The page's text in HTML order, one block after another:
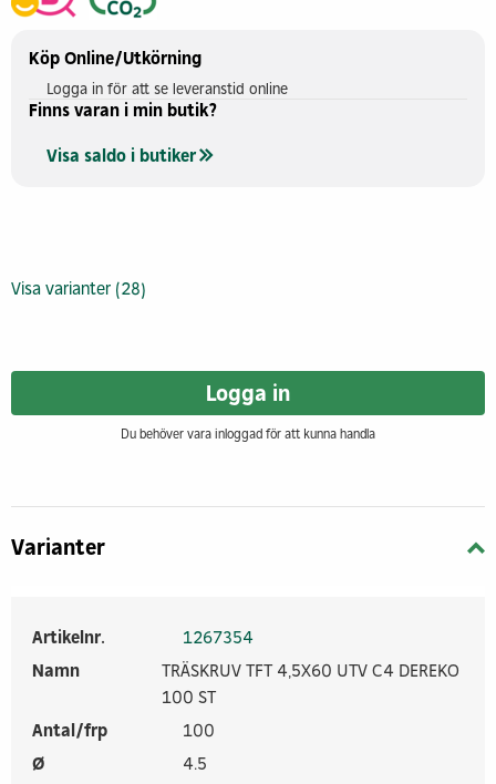
Köp Online/Utkörning
Logga in för att se leveranstid online
Finns varan i min butik?
Visa saldo i butiker
Visa varianter (28)
Logga in
Du behöver vara inloggad för att kunna handla
Varianter
Artikelnr.
1267354
Namn
TRÄSKRUV TFT 4,5X60 UTV C4 DEREKO
100 ST
Antal/frp
100
Ø
4.5